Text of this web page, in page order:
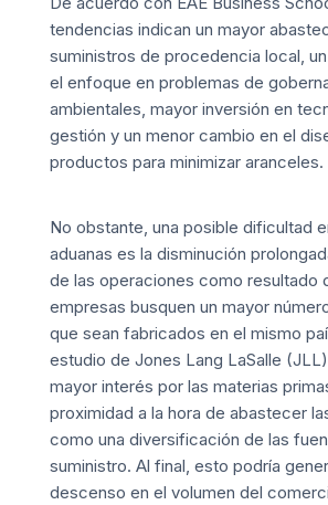
tendencias indican un mayor
suministros de procedencia local,
el enfoque en problemas de
ambientales, mayor inversión en
gestión y un menor cambio en el
productos para minimizar aranceles.
No obstante, una posible dificultad
aduanas es la disminución
de las operaciones como resultado
empresas busquen un mayor
que sean fabricados en el mismo
estudio de Jones Lang LaSalle
mayor interés por las materias
proximidad a la hora de abastecer
como una diversificación de las
suministro. Al final, esto podría
descenso en el volumen del